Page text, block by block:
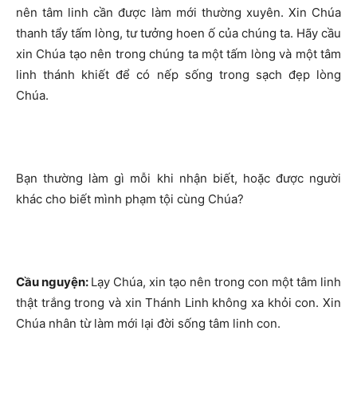
nên tâm linh cần được làm mới thường xuyên. Xin Chúa
thanh tẩy tấm lòng, tư tưởng hoen ố của chúng ta. Hãy cầu
xin Chúa tạo nên trong chúng ta một tấm lòng và một tâm
linh thánh khiết để có nếp sống trong sạch đẹp lòng
Chúa.
Bạn thường làm gì mỗi khi nhận biết, hoặc được người
khác cho biết mình phạm tội cùng Chúa?
Cầu nguyện: Lạy Chúa, xin tạo nên trong con một tâm linh
thật trắng trong và xin Thánh Linh không xa khỏi con. Xin
Chúa nhân từ làm mới lại đời sống tâm linh con.